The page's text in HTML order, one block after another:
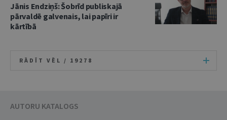
Jānis Endziņš: Šobrīd publiskajā
pārvaldē galvenais, lai papīri ir
kārtībā
RĀDĪT VĒL / 19278
AUTORU KATALOGS